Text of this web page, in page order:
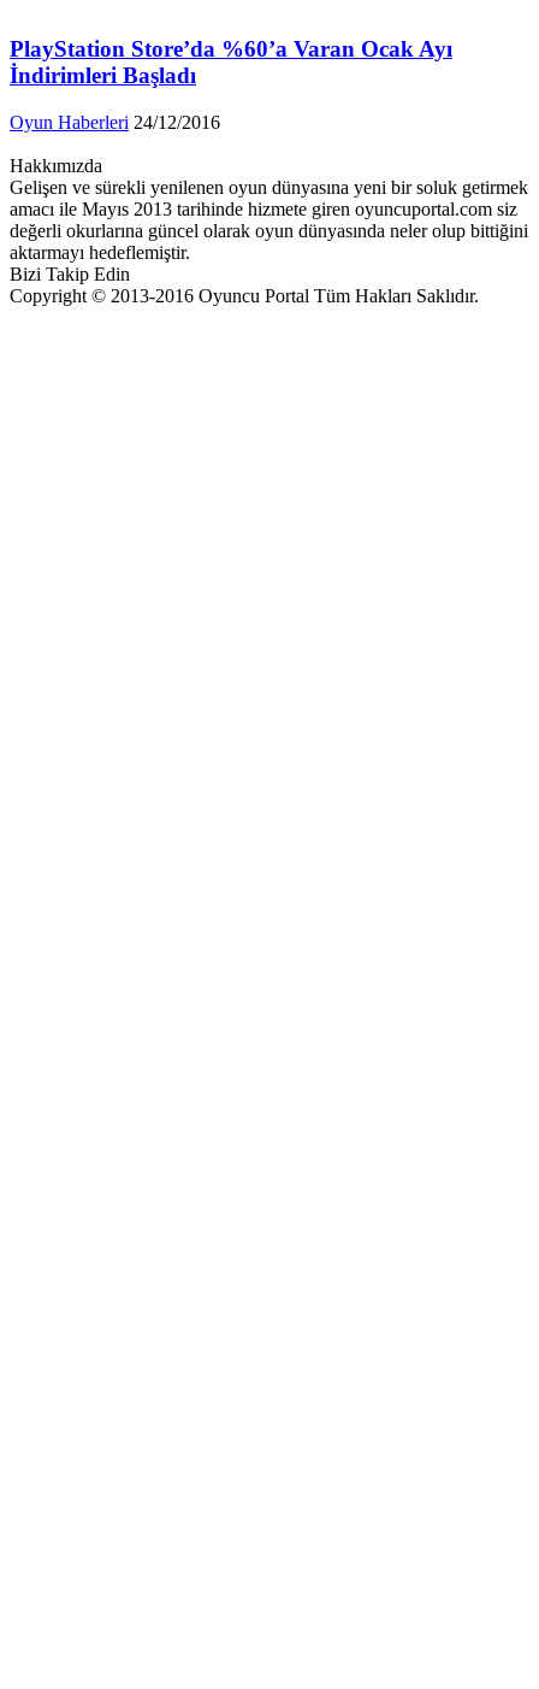
PlayStation Store’da %60’a Varan Ocak Ayı
İndirimleri Başladı
Oyun Haberleri 24/12/2016
Hakkımızda
Gelişen ve sürekli yenilenen oyun dünyasına yeni bir soluk getirmek
amacı ile Mayıs 2013 tarihinde hizmete giren oyuncuportal.com siz
değerli okurlarına güncel olarak oyun dünyasında neler olup bittiğini
aktarmayı hedeflemiştir.
Bizi Takip Edin
Copyright © 2013-2016 Oyuncu Portal Tüm Hakları Saklıdır.